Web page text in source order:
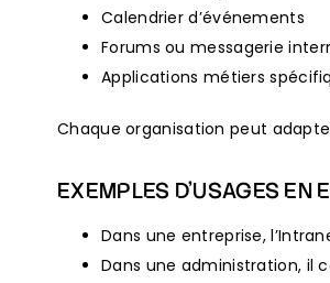
Calendrier d’événements
Forums ou messagerie
Applications métiers
Chaque organisation peut
EXEMPLES D’USAGES EN
Dans une entreprise,
Dans une administration, il